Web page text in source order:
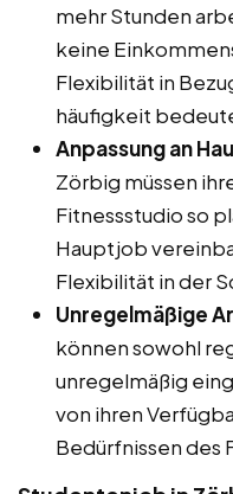
mehr Stunden
keine
Flexibilität in
häufigkeit
Anpassung an
Zörbig müssen
Fitnessstudio so
Hauptjob
Flexibilität in der
Unregelmäßige
können sowohl
unregelmäßig
von ihren
Bedürfnissen des